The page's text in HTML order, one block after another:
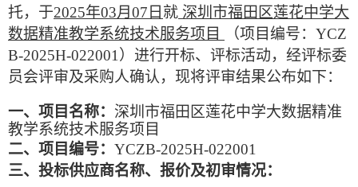
托，于2025年03月07日 就 深圳市福田区莲花中学大
数据精准教学系统技术服务项目
（项目编号： YCZ
B-2025H-022001）进行开标、评标活动，经评标委
员会评审及采购人确认，现将评审结果公布如下：
一、项目名称： 深圳市福田区莲花中学大数据精准
教学系统技术服务项目
二、项目编号： YCZB-2025H-022001
三、投标供应商名称、报价及初审情况：